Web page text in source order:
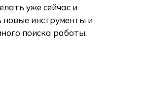
уже сейчас и
новые инструменты и
поиска работы.